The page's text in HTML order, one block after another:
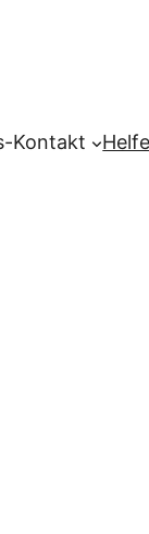
Kontakt